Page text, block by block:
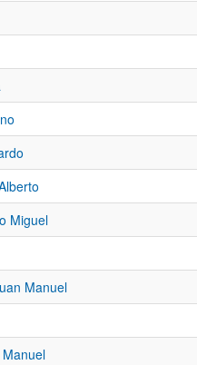
Miguel
Manuel
Manuel